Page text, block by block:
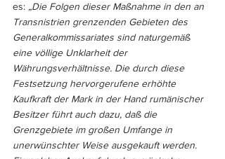
es: „Die Folgen dieser Maßnahme in den an
Transnistrien grenzenden Gebieten des
Generalkommissariates sind naturgemäß
eine völlige Unklarheit der
Währungsverhältnisse. Die durch diese
Festsetzung hervorgerufene erhöhte
Kaufkraft der Mark in der Hand rumänischer
Besitzer führt auch dazu, daß die
Grenzgebiete im großen Umfange in
unerwünschter Weise ausgekauft werden.